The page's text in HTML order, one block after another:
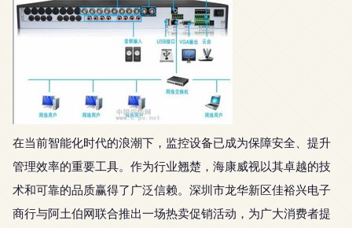
在当前智能化时代的浪潮下，监控设备已成为保障安全、提升
管理效率的重要工具。作为行业翘楚，海康威视以其卓越的技
术和可靠的品质赢得了广泛信赖。深圳市龙华新区佳裕兴电子
商行与阿土伯网联合推出一场热卖促销活动，为广大消费者提